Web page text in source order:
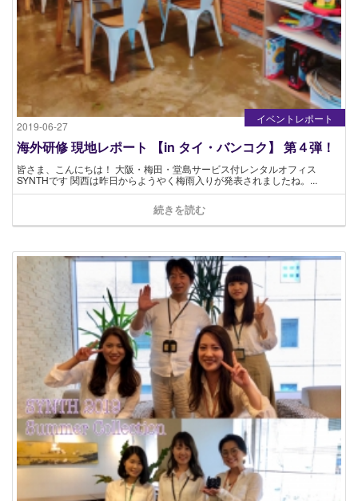
2019-06-27
イベントレポート
海外研修 現地レポート 【in タイ・バンコク】 第４弾！
皆さま、こんにちは！ 大阪・梅田・堂島サービス付レンタルオフィス
SYNTHです 関西は昨日からようやく梅雨入りが発表されましたね。...
続きを読む